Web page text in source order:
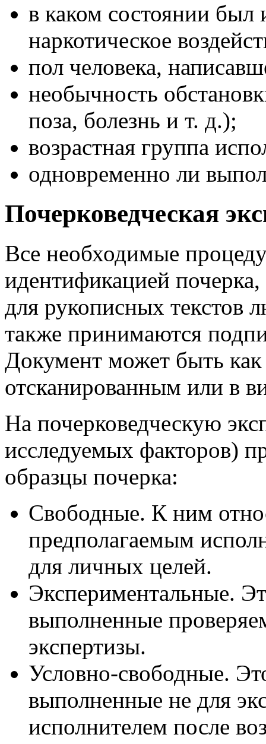
в каком состоянии был
наркотическое
пол человека,
необычность
поза, болезнь и т. д.);
возрастная группа
одновременно ли
Почерковедческая
Все необходимые
идентификацией
для рукописных текстов
также принимаются
Документ может быть
отсканированным или в
На почерковедческую
исследуемых факторов)
образцы почерка:
Свободные. К ним
предполагаемым
для личных целей.
Экспериментальные.
выполненные
экспертизы.
Условно-свободные.
выполненные не для
исполнителем после